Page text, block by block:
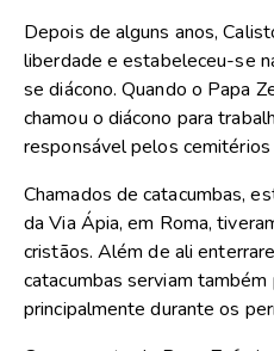
Depois de alguns anos,
liberdade e estabeleceu-se
se diácono. Quando o Papa
chamou o diácono para
responsável pelos cemitérios
Chamados de catacumbas,
da Via Ápia, em Roma,
cristãos. Além de ali
catacumbas serviam
principalmente durante os